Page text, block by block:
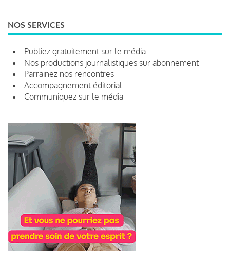
NOS SERVICES
Publiez gratuitement sur le média
Nos productions journalistiques sur abonnement
Parrainez nos rencontres
Accompagnement éditorial
Communiquez sur le média